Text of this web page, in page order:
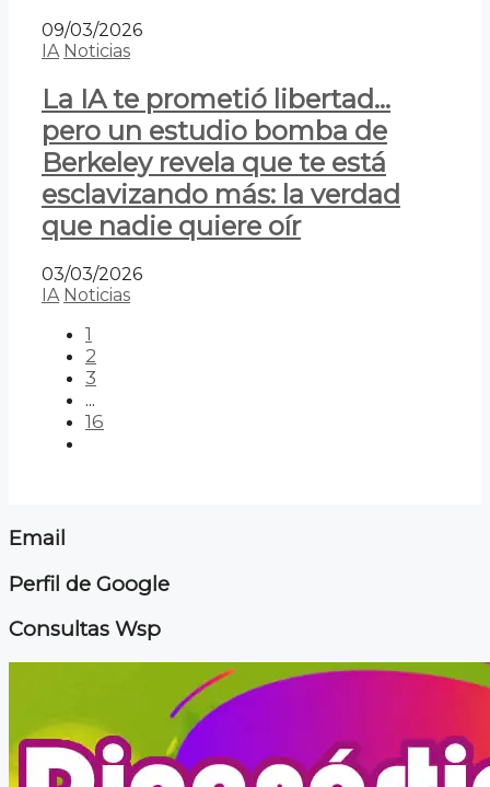
09/03/2026
IA Noticias
La IA te prometió libertad…
pero un estudio bomba de
Berkeley revela que te está
esclavizando más: la verdad
que nadie quiere oír
03/03/2026
IA Noticias
1
2
3
...
16
Email
Perfil de Google
Consultas Wsp